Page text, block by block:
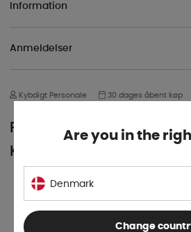
Information
Anmeldelser
Kybdigt Personale 30 dages åbent køp
POPULÆR I SAMME
KATEGORI
Are you in the
Denmark
Change